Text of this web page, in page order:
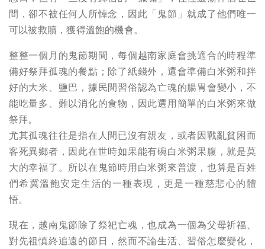
間，卻不被任何人所悼念，因此「鬼節」就成了他們唯一
可以被救贖，獲得溫飽的機會。
整整一個月的鬼節期間，每個越南家庭會挑適合的時程準
備好祭拜孤魂的餐點；除了紙錢外，還會準備白米粥和拌
好的大米、鹽巴，據民間習俗認為亡魂的腸胃會變小，不
能吃量多、難以消化的食物，因此選用簡單的白米粥來做
祭拜。
尤其孤魂往往是指在人間已沒有親友，或者因戰亂貧困而
客死異鄉者，因此在世時如果能有碗白米粥果腹，就是莫
大的幸福了。所以在鬼節時用白米粥來普渡，也算是百姓
們希冀溫飽安定生活的一種表現，更是一種慈悲心的體
悟。
現在，越南鬼節除了祭祀亡魂，也成為一個為父母祈福、
對先祖慎終追遠的節日，然而不論生活、習俗怎麼變化，